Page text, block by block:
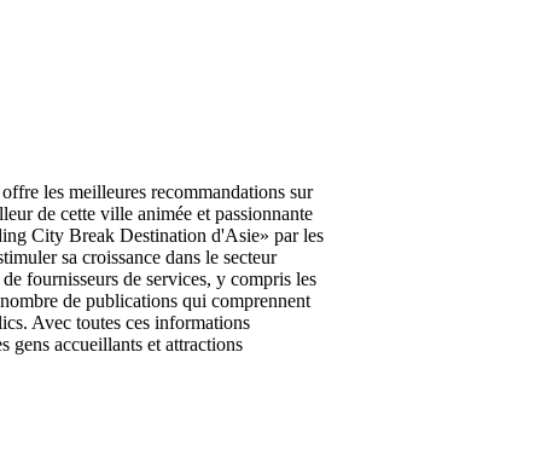
les meilleures recommandations sur
de cette ville animée et passionnante
City Break Destination d'Asie» par les
sa croissance dans le secteur
fournisseurs de services, y compris les
de publications qui comprennent
Avec toutes ces informations
gens accueillants et attractions